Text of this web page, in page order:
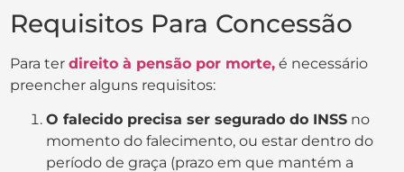
Requisitos Para Concessão
Para terdireito à pensão por morte, é necessário
preencher alguns requisitos:
O falecido precisa ser segurado do INSS no
momento do falecimento, ou estar dentro do
período de graça (prazo em que mantém a